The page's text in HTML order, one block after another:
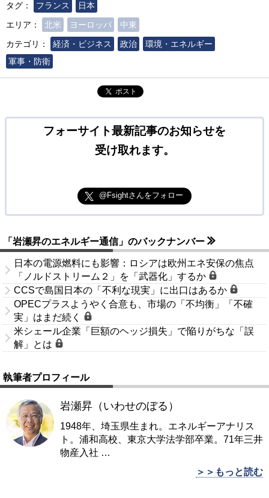
タグ： フランス
日本
エリア：
北米 ヨーロッパ
中東
カテゴリ：
経済・ビジネス 政治
環境・エネルギー
軍事・防衛
ポスト
フォーサイト最新記事のお知らせを
受け取れます。
@Fsightさんをフォロー
「岩瀬昇のエネルギー通信」のバックナンバー
日本の電源燃料にも影響：ロシアは欧州エネ安保の焦点
「ノルドストリーム２」を「武器化」するか
CCSで島国日本の「不利な現実」に出口はあるか
OPECプラスようやく合意も、市場の「不均衡」「不確
実」はまだ続く
米シェール企業「巨額のヘッジ損失」で陥りがちな「誤
解」とは
執筆者プロフィール
岩瀬昇（いわせのぼる）
1948年、埼玉県生まれ。エネルギーアナリス
ト。浦和高校、東京大学法学部卒業。71年三井
物産入社 …
＞＞もっと読む